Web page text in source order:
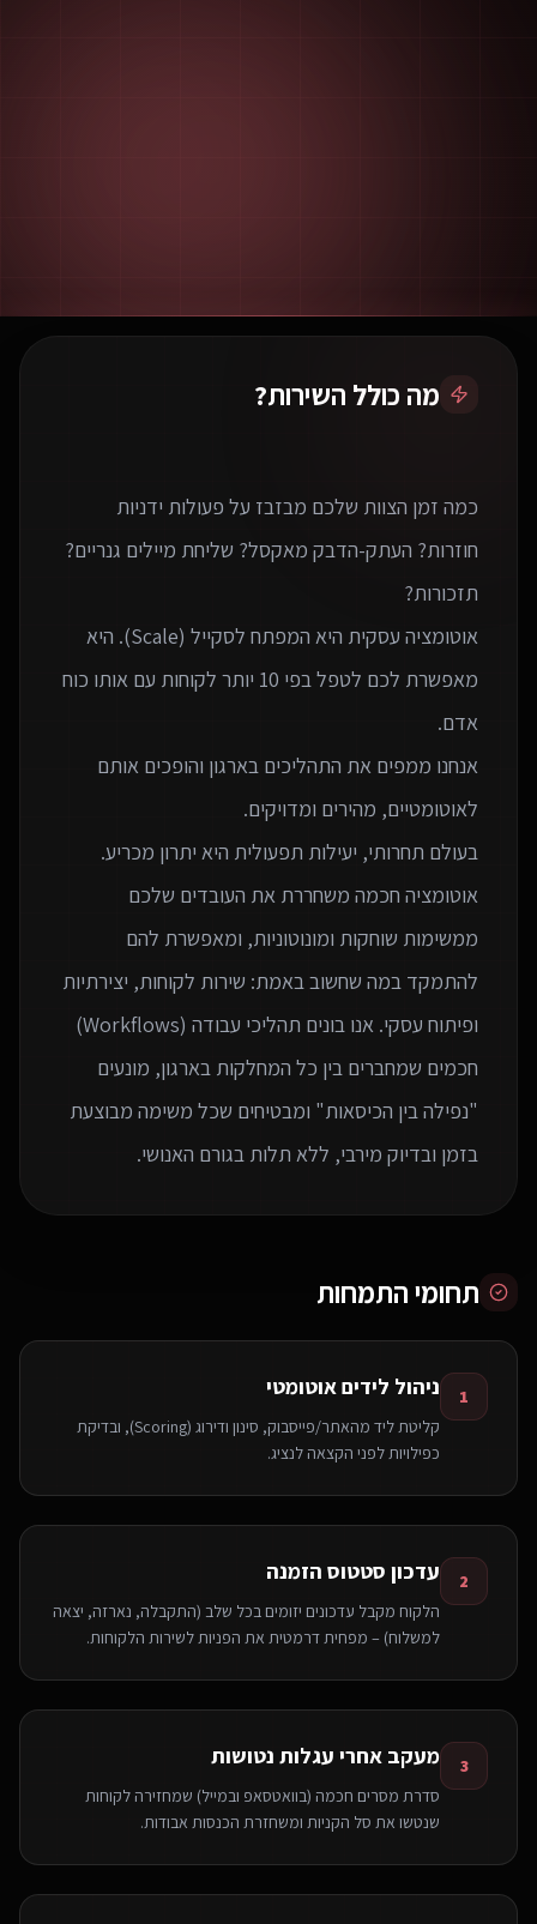
מה כולל השירות?
כמה זמן הצוות שלכם מבזבז על פעולות ידניות
חוזרות? העתק-הדבק מאקסל? שליחת מיילים גנריים?
אוטומציה עסקית היא המפתח לסקייל (Scale). היא
מאפשרת לכם לטפל בפי 10 יותר לקוחות עם אותו כוח
אנחנו ממפים את התהליכים בארגון והופכים אותם
בעולם תחרותי, יעילות תפעולית היא יתרון מכריע.
אוטומציה חכמה משחררת את העובדים שלכם
ממשימות שוחקות ומונוטוניות, ומאפשרת להם
להתמקד במה שחשוב באמת: שירות לקוחות, יצירתיות
ופיתוח עסקי. אנו בונים תהליכי עבודה (Workflows)
חכמים שמחברים בין כל המחלקות בארגון, מונעים
"נפילה בין הכיסאות" ומבטיחים שכל משימה מבוצעת
בזמן ובדיוק מירבי, ללא תלות בגורם האנושי.
תחומי התמחות
1 ניהול לידים אוטומטי
קליטת ליד מהאתר/פייסבוק, סינון ודירוג (Scoring), ובדיקת
כפילויות לפני הקצאה לנציג.
2 עדכון סטטוס הזמנה
הלקוח מקבל עדכונים יזומים בכל שלב (התקבלה, נארזה, יצאה
למשלוח) – מפחית דרמטית את הפניות לשירות הלקוחות.
3 מעקב אחרי עגלות נטושות
סדרת מסרים חכמה (בוואטסאפ ובמייל) שמחזירה לקוחות
שנטשו את סל הקניות ומשחזרת הכנסות אבודות.